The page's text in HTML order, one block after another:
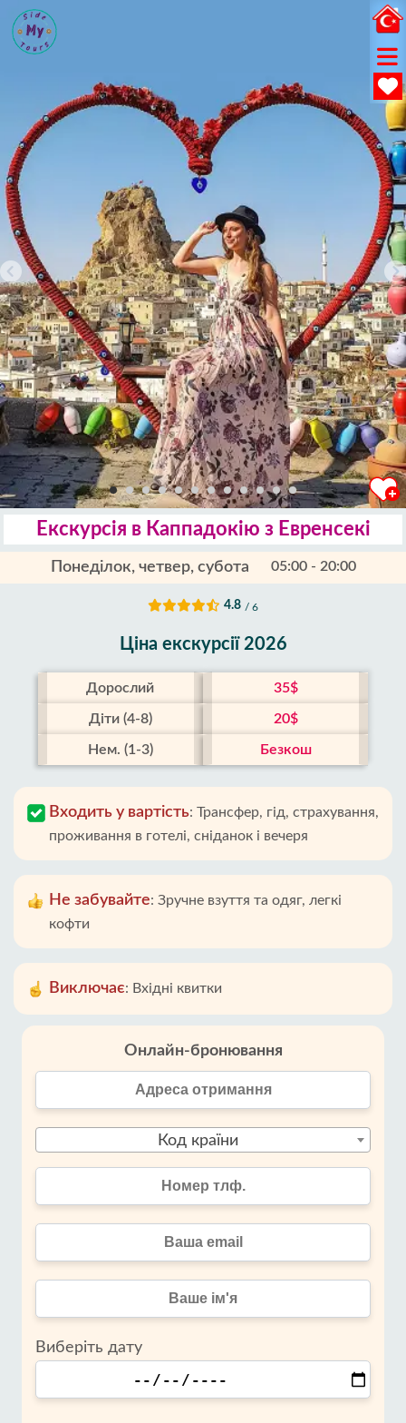
Екскурсія в Каппадокію з Евренсекі
Понеділок, четвер, субота 05:00 - 20:00
4.8 / 6
Ціна екскурсії 2026
Дорослий 35$
Діти (4-8) 20$
Нем. (1-3) Безкош
Входить у вартість: Трансфер, гід, страхування,
проживання в готелі, сніданок і вечеря
Не забувайте: Зручне взуття та одяг, легкі
кофти
Виключає: Вхідні квитки
Онлайн-бронювання
Код країни
Виберіть дату